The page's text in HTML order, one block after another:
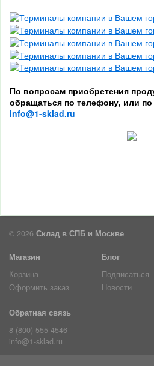
По вопросам приобретения
обращаться по телефону, или по
info@1-sklad.ru
© 2026 Склад в СПБ и Москве
Магазин
Корзина
Оформить заказ
Блог
Подписаться
Новости
Обратная связь
8 (800) 555 4546
info@1-sklad.ru